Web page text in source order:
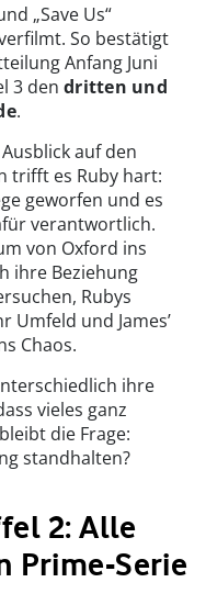
„Save Us“
So bestätigt
Anfang Juni
3 den dritten und
.
auf den
trifft es Ruby hart:
geworfen und es
verantwortlich.
von Oxford ins
ihre Beziehung
Rubys
Umfeld und James’
Chaos.
ihre
vieles ganz
die Frage:
standhalten?
2: Alle
Prime-Serie